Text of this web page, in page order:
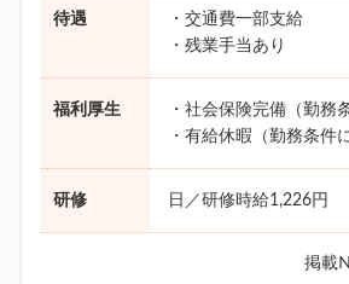
待遇
・交通費一部支給
・残業手当あり
福利厚生
・社会保険完備（勤務
・有給休暇（勤務条件
研修 日／研修時給1,226円
掲載